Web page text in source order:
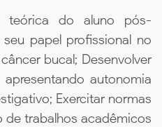
teórica do aluno pós-
papel profissional no
bucal; Desenvolver
autonomia
Exercitar normas
de trabalhos acadêmicos